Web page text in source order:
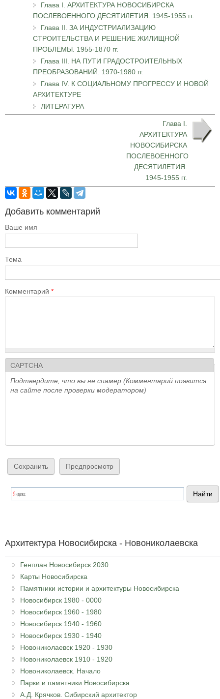
Глава I. АРХИТЕКТУРА НОВОСИБИРСКА
ПОСЛЕВОЕННОГО ДЕСЯТИЛЕТИЯ. 1945-1955 гг.
Глава II. ЗА ИНДУСТРИАЛИЗАЦИЮ
СТРОИТЕЛЬСТВА И РЕШЕНИЕ ЖИЛИЩНОЙ
ПРОБЛЕМЫ. 1955-1870 гг.
Глава III. НА ПУТИ ГРАДОСТРОИТЕЛЬНЫХ
ПРЕОБРАЗОВАНИЙ. 1970-1980 гг.
Глава IV. К СОЦИАЛЬНОМУ ПРОГРЕССУ И НОВОЙ
АРХИТЕКТУРЕ
ЛИТЕРАТУРА
Глава I.
АРХИТЕКТУРА
НОВОСИБИРСКА
ПОСЛЕВОЕННОГО
ДЕСЯТИЛЕТИЯ.
1945-1955 гг.
Добавить комментарий
Ваше имя
Тема
Комментарий *
CAPTCHA
Подтвердите, что вы не спамер (Комментарий появится
на сайте после проверки модератором)
Архитектура Новосибирска - Новониколаевска
Генплан Новосибирск 2030
Карты Новосибирска
Памятники истории и архитектуры Новосибирска
Новосибирск 1980 - 0000
Новосибирск 1960 - 1980
Новосибирск 1940 - 1960
Новосибирск 1930 - 1940
Новониколаевск 1920 - 1930
Новониколаевск 1910 - 1920
Новониколаевск. Начало
Парки и памятники Новосибирска
А.Д. Крячков. Сибирский архитектор